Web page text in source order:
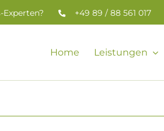
+49 89 / 88 561 017
Home Leistungen